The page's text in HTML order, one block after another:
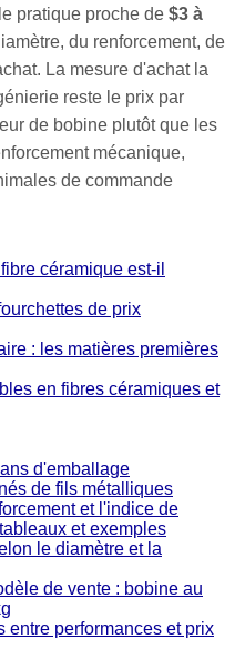
pratique proche de $3 à
du renforcement, de
La mesure d'achat la
reste le prix par
de bobine plutôt que les
mécanique,
de commande
céramique est-il
de prix
: les matières premières
en fibres céramiques et
d'emballage
de fils métalliques
et l'indice de
et exemples
le diamètre et la
de vente : bobine au
entre performances et prix